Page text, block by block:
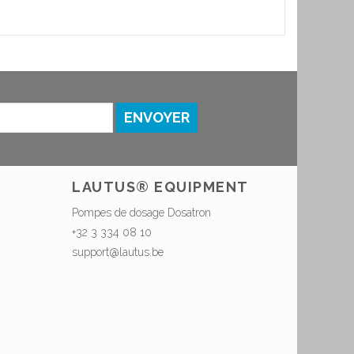
ENVOYER
LAUTUS® EQUIPMENT
Pompes de dosage Dosatron
+32 3 334 08 10
support@lautus.be